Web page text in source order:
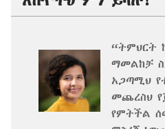
“ትምህርት
ማመልከቻ
አጋጣሚህ
መጨረስህ
የምትችል